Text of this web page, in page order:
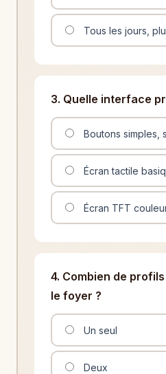
Tous les jours,
3. Quelle interface
Boutons simples,
Écran tactile
Écran TFT
4. Combien de
le foyer ?
Un seul
Deux